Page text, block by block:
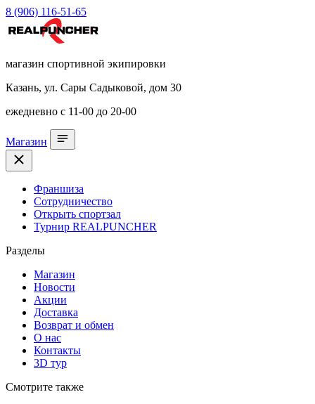
8 (906) 116-51-65
магазин спортивной экипировки
Казань, ул. Сары Садыковой, дом 30
ежедневно с 11-00 до 20-00
Магазин
Франшиза
Сотрудничество
Открыть спортзал
Турнир REALPUNCHER
Разделы
Магазин
Новости
Акции
Доставка
Возврат и обмен
О нас
Контакты
3D тур
Смотрите также